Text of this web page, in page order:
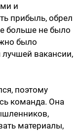
и
прибыль, обрел
больше не было
было
вакансии,
поэтому
команда. Она
материалы,